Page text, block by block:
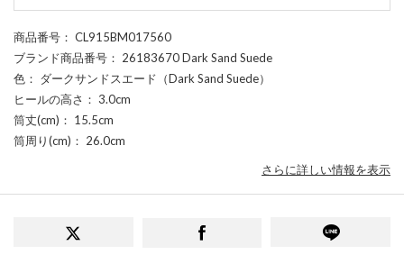
商品番号 ： CL915BM017560
ブランド商品番号 ： 26183670 Dark Sand Suede
色 ： ダークサンドスエード（Dark Sand Suede）
ヒールの高さ ： 3.0cm
筒丈(cm) ： 15.5cm
筒周り(cm) ： 26.0cm
さらに詳しい情報を表示